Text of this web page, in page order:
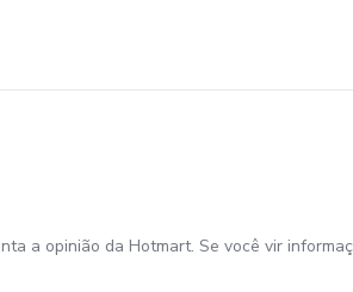
a opinião da Hotmart. Se você vir